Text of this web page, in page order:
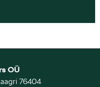
OÜ
76404